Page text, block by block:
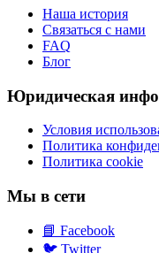
Наша история
Связаться с нами
FAQ
Блог
Юридическая
Условия
Политика
Политика cookie
Мы в сети
📘 Facebook
🐦 Twitter